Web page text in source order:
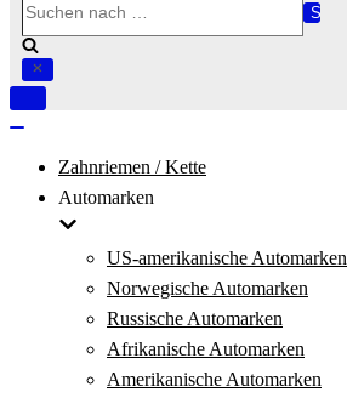
nach …
Navigation
Zahnriemen / Kette
Automarken
US-amerikanische Automarken
Norwegische Automarken
Russische Automarken
Afrikanische Automarken
Amerikanische Automarken